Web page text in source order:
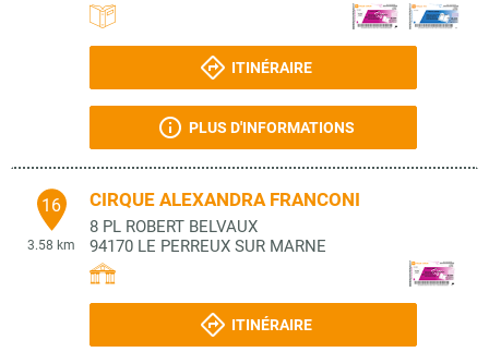
ITINÉRAIRE
PLUS D'INFORMATIONS
16
3.58 km
CIRQUE ALEXANDRA FRANCONI
8 PL ROBERT BELVAUX
94170 LE PERREUX SUR MARNE
ITINÉRAIRE